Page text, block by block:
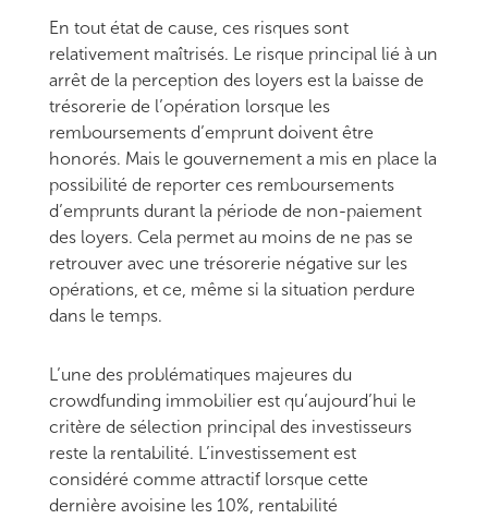
En tout état de cause, ces risques sont
relativement maîtrisés. Le risque principal lié à un
arrêt de la perception des loyers est la baisse de
trésorerie de l’opération lorsque les
remboursements d’emprunt doivent être
honorés. Mais le gouvernement a mis en place la
possibilité de reporter ces remboursements
d’emprunts durant la période de non-paiement
des loyers. Cela permet au moins de ne pas se
retrouver avec une trésorerie négative sur les
opérations, et ce, même si la situation perdure
dans le temps.
L’une des problématiques majeures du
crowdfunding immobilier est qu’aujourd’hui le
critère de sélection principal des investisseurs
reste la rentabilité. L’investissement est
considéré comme attractif lorsque cette
dernière avoisine les 10%, rentabilité